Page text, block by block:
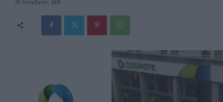
24 Οκτωβρίου, 2024